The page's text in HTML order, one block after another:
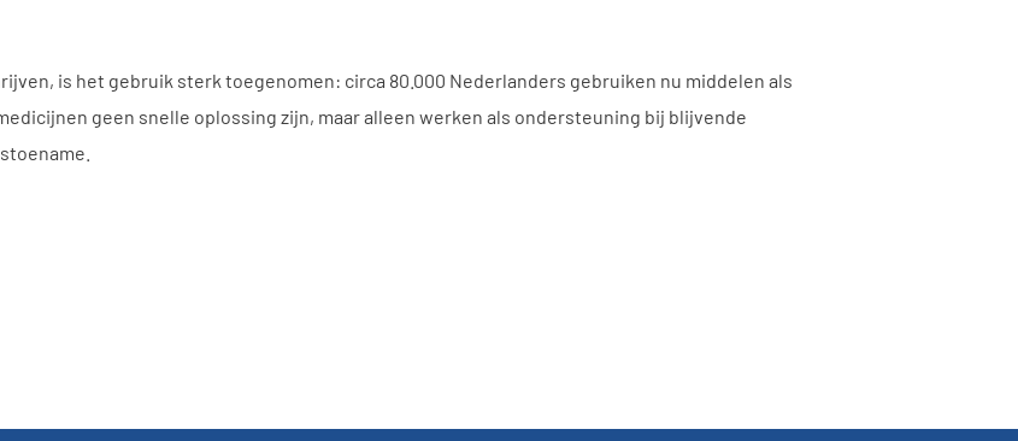
is het gebruik sterk toegenomen: circa 80.000 Nederlanders gebruiken nu middelen als
geen snelle oplossing zijn, maar alleen werken als ondersteuning bij blijvende